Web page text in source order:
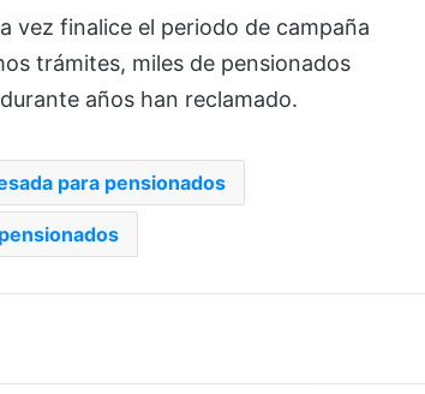
vez finalice el periodo de campaña
trámites, miles de pensionados
años han reclamado.
para pensionados